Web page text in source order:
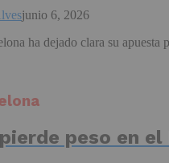
junio 6, 2026
ha dejado clara su
peso en